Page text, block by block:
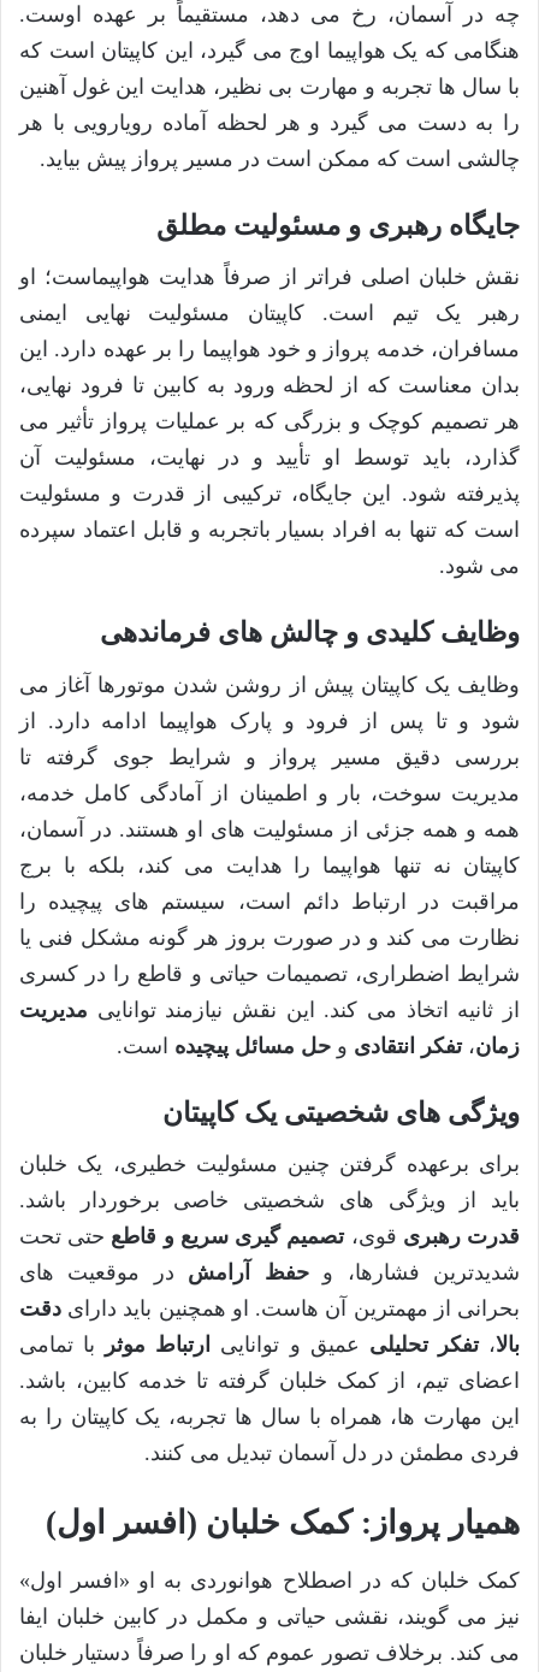
چه در آسمان، رخ می دهد، مستقیماً بر عهده اوست.
هنگامی که یک هواپیما اوج می گیرد، این کاپیتان است که
با سال ها تجربه و مهارت بی نظیر، هدایت این غول آهنین
را به دست می گیرد و هر لحظه آماده رویارویی با هر
چالشی است که ممکن است در مسیر پرواز پیش بیاید.
جایگاه رهبری و مسئولیت مطلق
نقش خلبان اصلی فراتر از صرفاً هدایت هواپیماست؛ او
رهبر یک تیم است. کاپیتان مسئولیت نهایی ایمنی
مسافران، خدمه پرواز و خود هواپیما را بر عهده دارد. این
بدان معناست که از لحظه ورود به کابین تا فرود نهایی،
هر تصمیم کوچک و بزرگی که بر عملیات پرواز تأثیر می
گذارد، باید توسط او تأیید و در نهایت، مسئولیت آن
پذیرفته شود. این جایگاه، ترکیبی از قدرت و مسئولیت
است که تنها به افراد بسیار باتجربه و قابل اعتماد سپرده
می شود.
وظایف کلیدی و چالش های فرماندهی
وظایف یک کاپیتان پیش از روشن شدن موتورها آغاز می
شود و تا پس از فرود و پارک هواپیما ادامه دارد. از
بررسی دقیق مسیر پرواز و شرایط جوی گرفته تا
مدیریت سوخت، بار و اطمینان از آمادگی کامل خدمه،
همه و همه جزئی از مسئولیت های او هستند. در آسمان،
کاپیتان نه تنها هواپیما را هدایت می کند، بلکه با برج
مراقبت در ارتباط دائم است، سیستم های پیچیده را
نظارت می کند و در صورت بروز هر گونه مشکل فنی یا
شرایط اضطراری، تصمیمات حیاتی و قاطع را در کسری
از ثانیه اتخاذ می کند. این نقش نیازمند توانایی مدیریت
زمان،تفکر انتقادی و حل مسائل پیچیده است.
ویژگی های شخصیتی یک کاپیتان
برای برعهده گرفتن چنین مسئولیت خطیری، یک خلبان
باید از ویژگی های شخصیتی خاصی برخوردار باشد.
قدرت رهبری قوی،تصمیم گیری سریع و قاطع حتی تحت
شدیدترین فشارها، وحفظ آرامش در موقعیت های
بحرانی از مهمترین آن هاست. او همچنین باید دارای دقت
بالا،تفکر تحلیلی عمیق و توانایی ارتباط موثر
با تمامی
اعضای تیم، از کمک خلبان گرفته تا خدمه کابین، باشد.
این مهارت ها، همراه با سال ها تجربه، یک کاپیتان را به
فردی مطمئن در دل آسمان تبدیل می کنند.
همیار پرواز: کمک خلبان (افسر اول)
کمک خلبان که در اصطلاح هوانوردی به او «افسر اول»
نیز می گویند، نقشی حیاتی و مکمل در کابین خلبان ایفا
می کند. برخلاف تصور عموم که او را صرفاً دستیار خلبان